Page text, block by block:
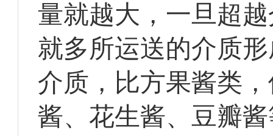
量就越大，一旦超
就多所运送的介质
介质，比方果酱类
酱、花生酱、豆瓣